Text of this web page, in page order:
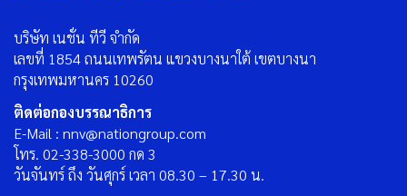
บริษัท เนชั่น ทีวี จำกัด
เลขที่ 1854 ถนนเทพรัตน แขวงบางนาใต้ เขตบางนา
กรุงเทพมหานคร 10260
ติดต่อกองบรรณาธิการ
E-Mail : nnv@nationgroup.com
โทร. 02-338-3000 กด 3
วันจันทร์ ถึง วันศุกร์ เวลา 08.30 – 17.30 น.